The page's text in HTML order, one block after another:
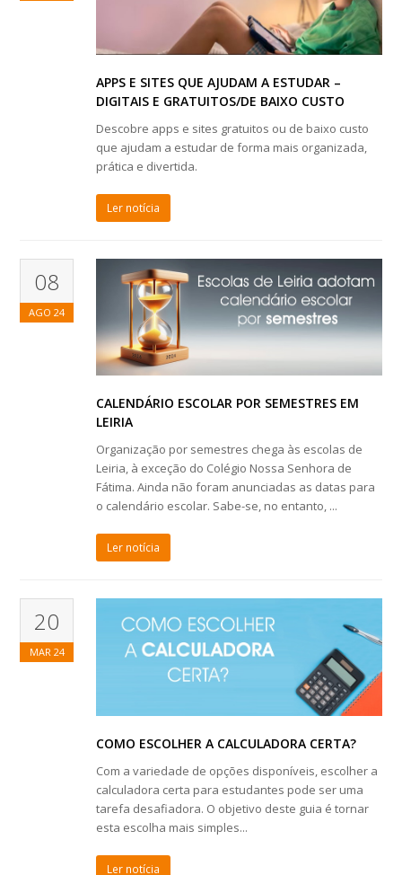
APPS E SITES QUE AJUDAM A ESTUDAR –
DIGITAIS E GRATUITOS/DE BAIXO CUSTO
Descobre apps e sites gratuitos ou de baixo custo
que ajudam a estudar de forma mais organizada,
prática e divertida.
Ler notícia
08
AGO 24
CALENDÁRIO ESCOLAR POR SEMESTRES EM
LEIRIA
Organização por semestres chega às escolas de
Leiria, à exceção do Colégio Nossa Senhora de
Fátima. Ainda não foram anunciadas as datas para
o calendário escolar. Sabe-se, no entanto, ...
Ler notícia
20
MAR 24
COMO ESCOLHER A CALCULADORA CERTA?
Com a variedade de opções disponíveis, escolher a
calculadora certa para estudantes pode ser uma
tarefa desafiadora. O objetivo deste guia é tornar
esta escolha mais simples...
Ler notícia